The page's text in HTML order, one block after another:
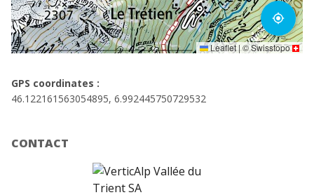
my_location
Leaflet |©Swisstopo
GPS coordinates :
46.122161563054895, 6.992445750729532
CONTACT